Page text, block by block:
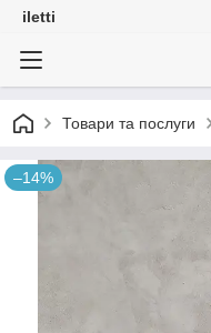
iletti
Товари та послуги
–14%